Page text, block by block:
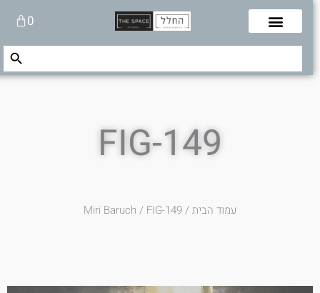
0עגלת
קניות
Search
Search Button
FIG-149
עמוד הבית/
Miri Baruch/ FIG-149